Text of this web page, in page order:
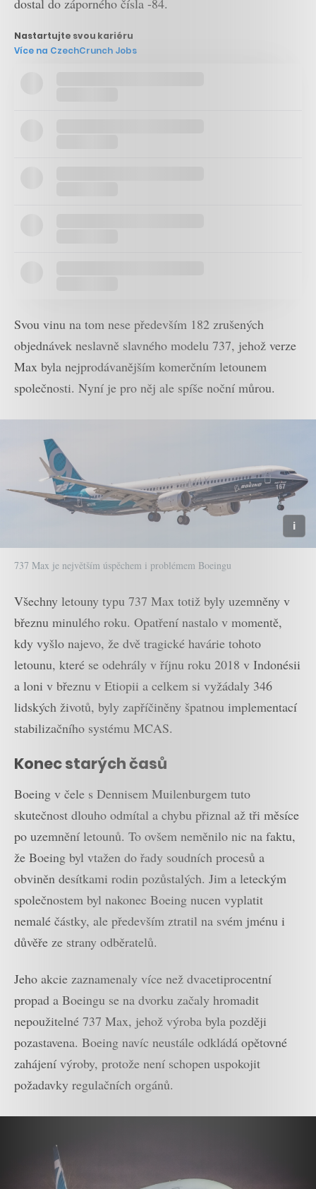
dostal do záporného čísla -84.
Nastartujte svou kariéru
Více na CzechCrunch Jobs
Svou vinu na tom nese především 182 zrušených
objednávek neslavně slavného modelu 737, jehož verze
Max byla nejprodávanějším komerčním letounem
společnosti. Nyní je pro něj ale spíše noční můrou.
737 Max je největším úspěchem i problémem Boeingu
Všechny letouny typu 737 Max totiž byly uzemněny v
březnu minulého roku. Opatření nastalo v momentě,
kdy vyšlo najevo, že dvě tragické havárie tohoto
letounu, které se odehrály v říjnu roku 2018 v Indonésii
a loni v březnu v Etiopii a celkem si vyžádaly 346
lidských životů, byly zapříčiněny špatnou implementací
stabilizačního systému MCAS.
Konec starých časů
Boeing v čele s Dennisem Muilenburgem tuto
skutečnost dlouho odmítal a chybu přiznal až tři měsíce
po uzemnění letounů. To ovšem neměnilo nic na faktu,
že Boeing byl vtažen do řady soudních procesů a
obviněn desítkami rodin pozůstalých. Jim a leteckým
společnostem byl nakonec Boeing nucen vyplatit
nemalé částky, ale především ztratil na svém jménu i
důvěře ze strany odběratelů.
Jeho akcie zaznamenaly více než dvacetiprocentní
propad a Boeingu se na dvorku začaly hromadit
nepoužitelné 737 Max, jehož výroba byla později
pozastavena. Boeing navíc neustále odkládá opětovné
zahájení výroby, protože není schopen uspokojit
požadavky regulačních orgánů.